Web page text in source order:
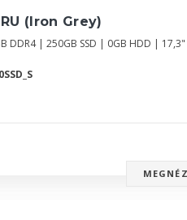
(Iron Grey)
DDR4 | 250GB SSD | 0GB HDD |